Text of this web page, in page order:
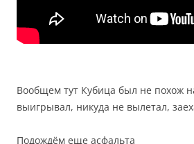
Вообщем тут Кубица был не похож
выигрывал, никуда не вылетал,
Подождём еще асфальта